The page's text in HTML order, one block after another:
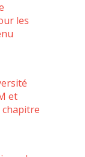
les
et